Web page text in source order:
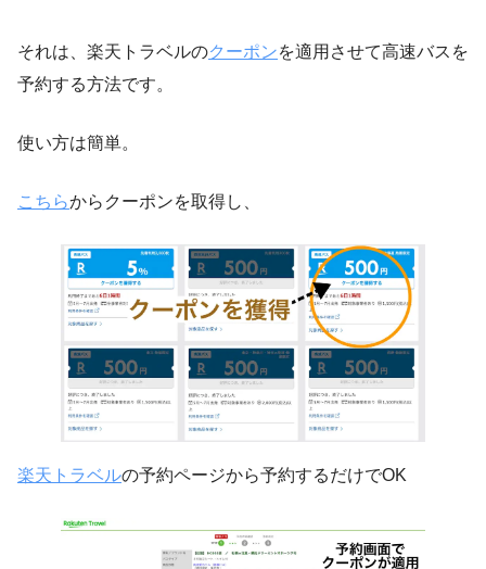
それは、楽天トラベルのクーポンを適用させて高速バスを
予約する方法です。
使い方は簡単。
こちらからクーポンを取得し、
楽天トラベルの予約ページから予約するだけでOK